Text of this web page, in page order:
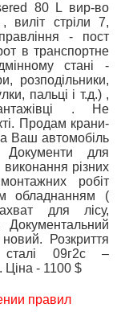
80 L вир-во
стріли 7,
- пост
в транспортне
стані -
розподільники,
пальці і т.д.) ,
. Не
Продам крани-
Ваш автомобіль
Документи для
різних
робіт
обладнанням (
для лісу,
Розкриття
09г2с –
Ціна - 1100 $
правил